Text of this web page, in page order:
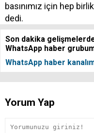
basınımız için hep
dedi.
Son dakika
WhatsApp haber
WhatsApp haber
Yorum Yap